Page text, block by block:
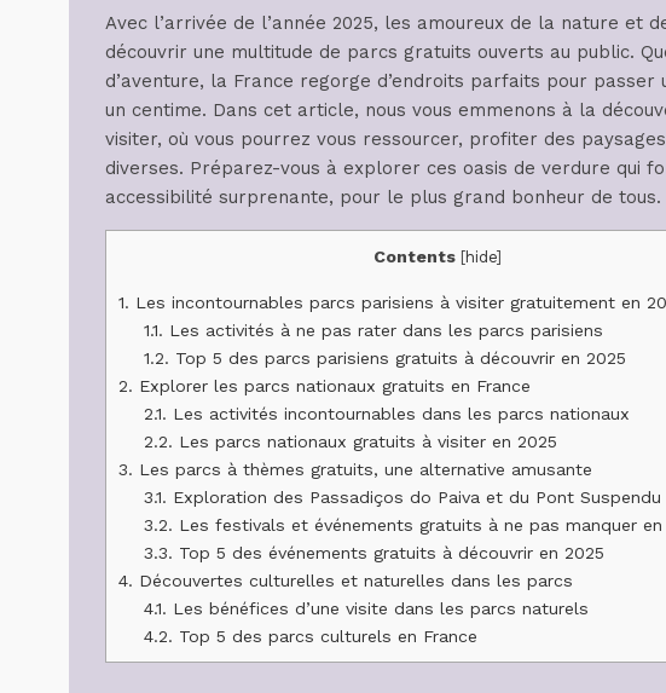
Avec l’arrivée de l’année 2025, les amoureux de la nature et
découvrir une multitude de parcs gratuits ouverts au public.
d’aventure, la France regorge d’endroits parfaits pour
un centime. Dans cet article, nous vous emmenons à la
visiter, où vous pourrez vous ressourcer, profiter des
diverses. Préparez-vous à explorer ces oasis de verdure qui
accessibilité surprenante, pour le plus grand bonheur de tous.
Contents [hide]
1. Les incontournables parcs parisiens à visiter gratuitement en
1.1. Les activités à ne pas rater dans les parcs parisiens
1.2. Top 5 des parcs parisiens gratuits à découvrir en 2025
2. Explorer les parcs nationaux gratuits en France
2.1. Les activités incontournables dans les parcs nationaux
2.2. Les parcs nationaux gratuits à visiter en 2025
3. Les parcs à thèmes gratuits, une alternative amusante
3.1. Exploration des Passadiços do Paiva et du Pont Suspendu
3.2. Les festivals et événements gratuits à ne pas manquer en
3.3. Top 5 des événements gratuits à découvrir en 2025
4. Découvertes culturelles et naturelles dans les parcs
4.1. Les bénéfices d’une visite dans les parcs naturels
4.2. Top 5 des parcs culturels en France